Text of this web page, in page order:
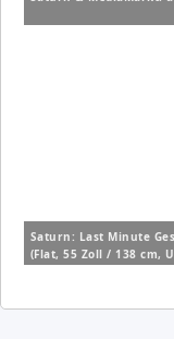
Saturn: Last Minute
(Flat, 55 Zoll / 138 cm,